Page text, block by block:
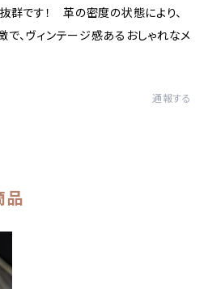
群です！ 革の密度の状態により、
、ヴィンテージ感あるおしゃれなメ
通報する
品